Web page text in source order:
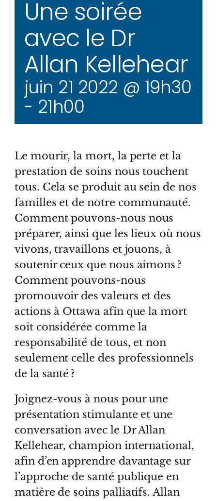
Une soirée
avec le Dr
Allan Kellehear
juin 21 2022 @ 19h30
- 21h00
Le mourir, la mort, la perte et la
prestation de soins nous touchent
tous. Cela se produit au sein de nos
familles et de notre communauté.
Comment pouvons-nous nous
préparer, ainsi que les lieux où nous
vivons, travaillons et jouons, à
soutenir ceux que nous aimons ?
Comment pouvons-nous
promouvoir des valeurs et des
actions à Ottawa afin que la mort
soit considérée comme la
responsabilité de tous, et non
seulement celle des professionnels
de la santé ?
Joignez-vous à nous pour une
présentation stimulante et une
conversation avec le Dr Allan
Kellehear, champion international,
afin d’en apprendre davantage sur
l’approche de santé publique en
matière de soins palliatifs. Allan